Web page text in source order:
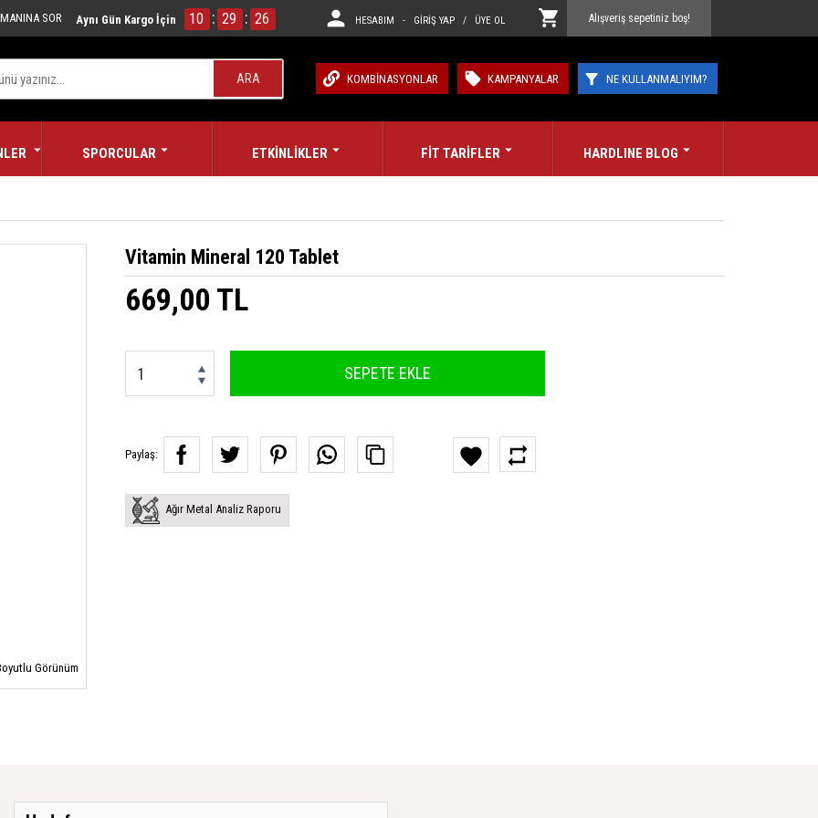
Aynı Gün Kargo İçin 10 : 29 : 25
SOR Alışveriş sepetiniz boş!
HESABIM - GİRİŞ YAP / ÜYE OL
ARA NE KULLANMALIYIM?
KAMPANYALAR
KOMBİNASYONLAR
SPORCULAR ETKİNLİKLER FİT TARİFLER HARDLINE BLOG
Görünüm
Vitamin Mineral 120 Tablet
669,00 TL
SEPETE EKLE
Paylaş:
Ağır Metal Analiz Raporu